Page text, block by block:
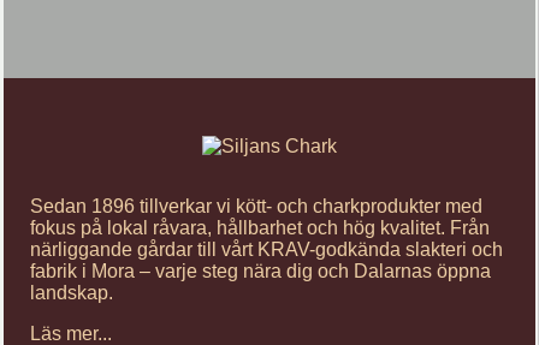
Sedan 1896 tillverkar vi kött- och charkprodukter med
fokus på lokal råvara, hållbarhet och hög kvalitet. Från
närliggande gårdar till vårt KRAV-godkända slakteri och
fabrik i Mora – varje steg nära dig och Dalarnas öppna
landskap.
Läs mer...